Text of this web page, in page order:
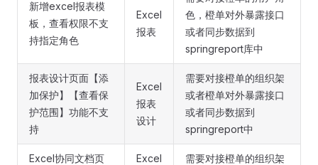
新增excel报表模
板，查看权限不支
持指定角色
Excel
报表
色，橙单对外暴露接口
或者同步数据到
springreport库中
报表设计页面【添
加保护】【查看保
护范围】功能不支
持
Excel
报表
设计
需要对接橙单的组织架
或者橙单对外暴露接口
或者同步数据到
springreport中
Excel协同文档页
Excel
需要对接橙单的组织架